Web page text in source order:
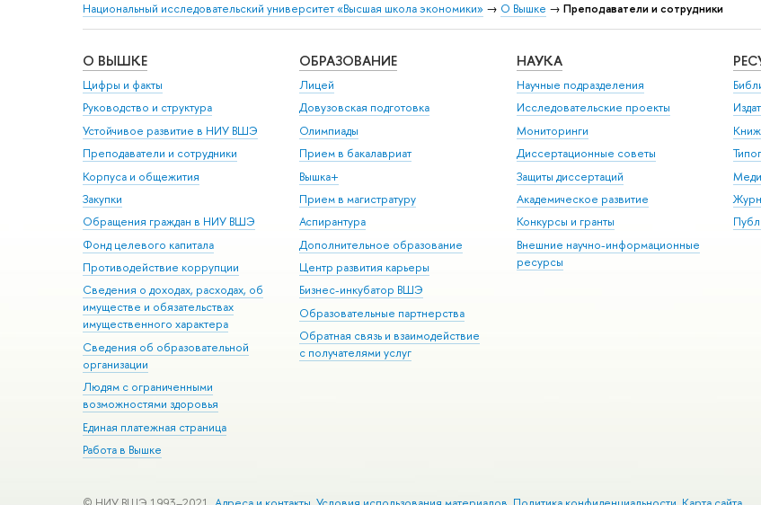
Национальный исследовательский университет «Высшая школа экономики» → О Вышке → Преподаватели и сотрудники
О ВЫШКЕ
Цифры и факты
Руководство и структура
Устойчивое развитие в НИУ ВШЭ
Преподаватели и сотрудники
Корпуса и общежития
Закупки
Обращения граждан в НИУ ВШЭ
Фонд целевого капитала
Противодействие коррупции
Сведения о доходах, расходах, об
имуществе и обязательствах
имущественного характера
Сведения об образовательной
организации
Людям с ограниченными
возможностями здоровья
Единая платежная страница
Работа в Вышке
ОБРАЗОВАНИЕ
Лицей
Довузовская подготовка
Олимпиады
Прием в бакалавриат
Вышка+
Прием в магистратуру
Аспирантура
Дополнительное образование
Центр развития карьеры
Бизнес-инкубатор ВШЭ
Образовательные партнерства
Обратная связь и взаимодействие
с получателями услуг
НАУКА
Научные подразделения
Исследовательские проекты
Мониторинги
Диссертационные советы
Защиты диссертаций
Академическое развитие
Конкурсы и гранты
Внешние научно-информационные
ресурсы